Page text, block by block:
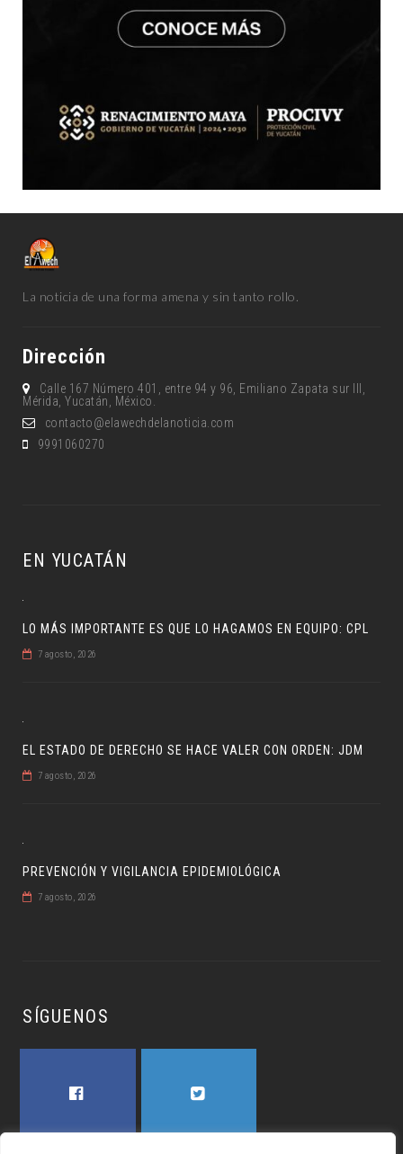
La noticia de una forma amena y sin tanto rollo.
Dirección
Calle 167 Número 401, entre 94 y 96, Emiliano Zapata sur lll,
Mérida, Yucatán, México.
contacto@elawechdelanoticia.com
9991060270
EN YUCATÁN
LO MÁS IMPORTANTE ES QUE LO HAGAMOS EN EQUIPO: CPL
7 agosto, 2026
EL ESTADO DE DERECHO SE HACE VALER CON ORDEN: JDM
7 agosto, 2026
PREVENCIÓN Y VIGILANCIA EPIDEMIOLÓGICA
7 agosto, 2026
SÍGUENOS